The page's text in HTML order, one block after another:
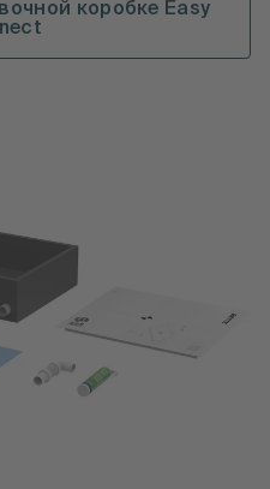
коробке Easy